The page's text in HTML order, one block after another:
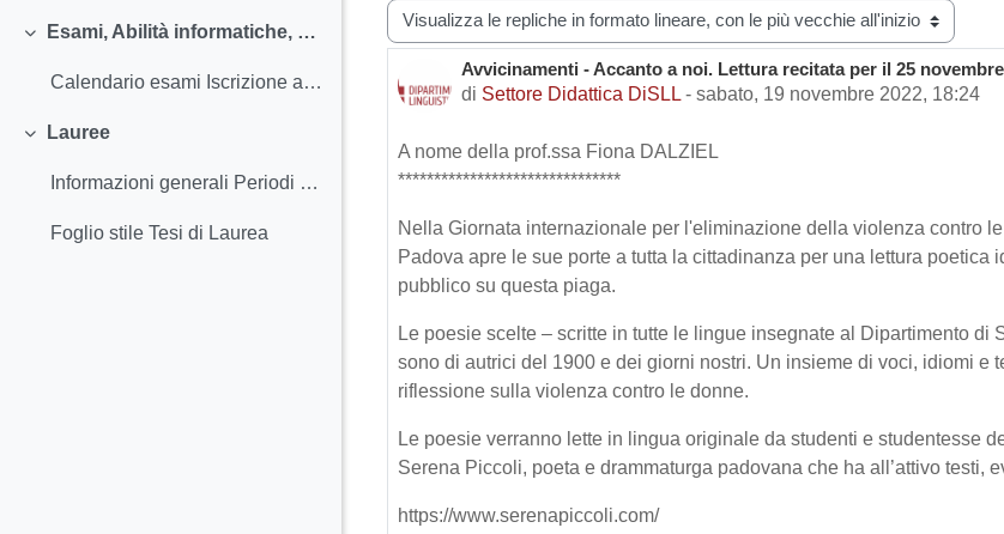
Minimizza
Esami, Abilità informatiche, TAL, Stage, Seminari, Laboratorio teatrale
Calendario esami Iscrizione agli esami e Registra...
Minimizza
Lauree
Informazioni generali Periodi e scadenze - Cale...
Foglio stile Tesi di Laurea
Modalità visualizzazione
Avvicinamenti - Accanto a noi. Lettura recitata per il 25
di Settore Didattica DiSLL - sabato, 19 novembre 2022, 18:24
Numero di risposte: 0
A nome della prof.ssa Fiona DALZIEL
*******************************
Nella Giornata internazionale per l'eliminazione della violenza contro
Padova apre le sue porte a tutta la cittadinanza per una lettura
pubblico su questa piaga.
Le poesie scelte – scritte in tutte le lingue insegnate al Dipartimento
sono di autrici del 1900 e dei giorni nostri. Un insieme di voci, idiomi
riflessione sulla violenza contro le donne.
Le poesie verranno lette in lingua originale da studenti e studentesse
Serena Piccoli, poeta e drammaturga padovana che ha all’attivo testi,
https://www.serenapiccoli.com/